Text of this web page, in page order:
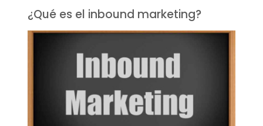
¿Qué es el inbound marketing?